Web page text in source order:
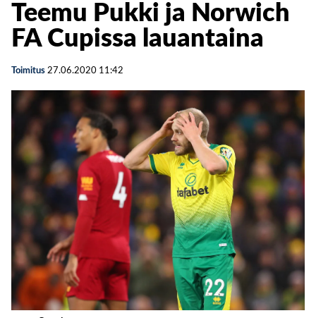
Teemu Pukki ja Norwich
FA Cupissa lauantaina
Toimitus 27.06.2020 11:42